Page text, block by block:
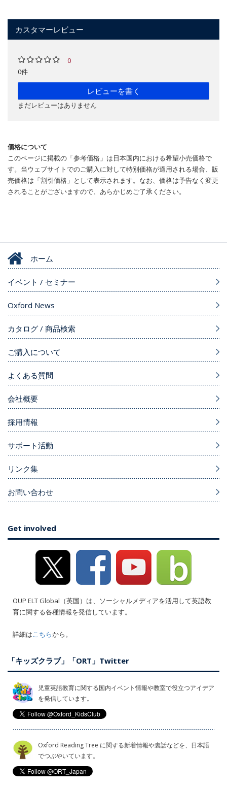
カスタマーレビュー
0
0件
レビューを書く
まだレビューはありません
価格について
このページに掲載の「参考価格」は日本国内における希望小売価格で
す。当ウェブサイトでのご購入に対して特別価格が適用される場合、販
売価格は「割引価格」として表示されます。なお、価格は予告なく変更
されることがございますので、あらかじめご了承ください。
ホーム
イベント / セミナー
Oxford News
カタログ / 商品検索
ご購入について
よくある質問
会社概要
採用情報
サポート活動
リンク集
お問い合わせ
Get involved
OUP ELT Global（英国）は、ソーシャルメディアを活用して英語教
育に関する各種情報を発信しています。
詳細は こちらから。
「キッズクラブ」「ORT」Twitter
児童英語教育に関する国内イベント情報や教室で役立つアイデア
を発信しています。
Oxford Reading Tree に関する新着情報や裏話などを、日本語
でつぶやいています。